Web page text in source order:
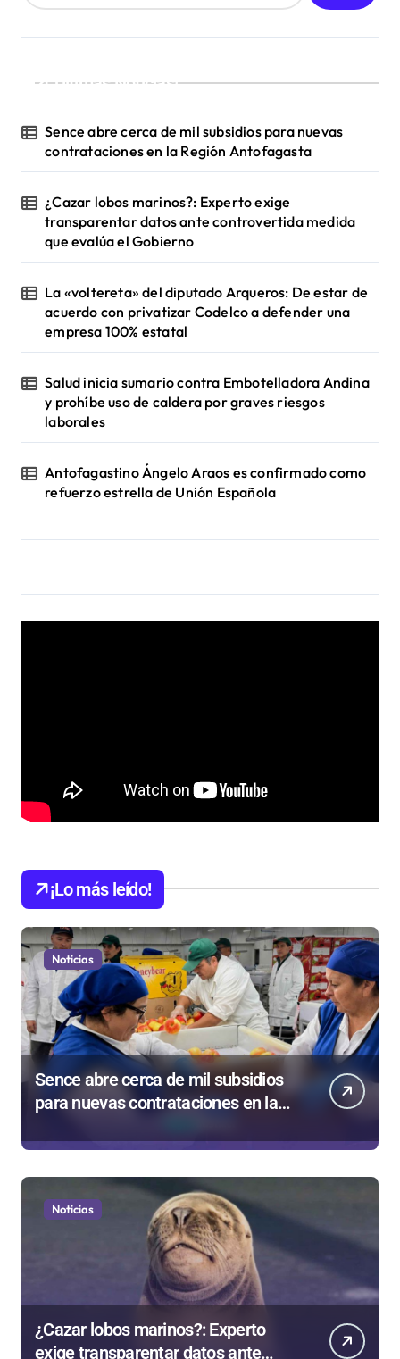
s
¡Ultimas Noticias!
Sence abre cerca de mil subsidios para nuevas
contrataciones en la Región Antofagasta
¿Cazar lobos marinos?: Experto exige
transparentar datos ante controvertida medida
que evalúa el Gobierno
La «voltereta» del diputado Arqueros: De estar de
acuerdo con privatizar Codelco a defender una
empresa 100% estatal
Salud inicia sumario contra Embotelladora Andina
y prohíbe uso de caldera por graves riesgos
laborales
Antofagastino Ángelo Araos es confirmado como
refuerzo estrella de Unión Española
¡Lo más leído!
Noticias
Sence abre cerca de mil subsidios
para nuevas contrataciones en la
Noticias
¿Cazar lobos marinos?: Experto
exige transparentar datos ante